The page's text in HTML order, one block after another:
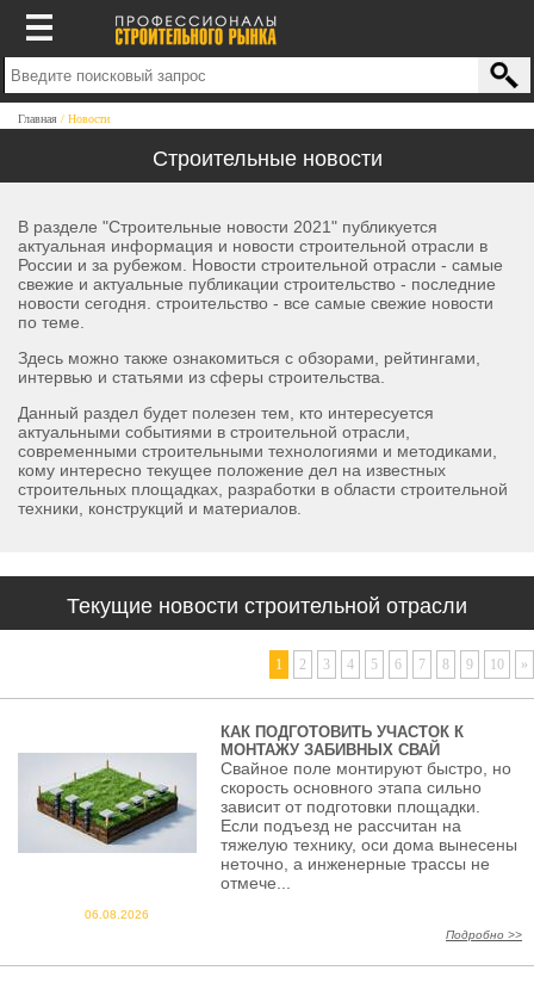
Главная Новости
Строительные новости
В разделе "Строительные новости 2021" публикуется
актуальная информация и новости строительной отрасли в
России и за рубежом. Новости строительной отрасли - самые
свежие и актуальные публикации строительство - последние
новости сегодня. строительство - все самые свежие новости
по теме.
Здесь можно также ознакомиться с обзорами, рейтингами,
интервью и статьями из сферы строительства.
Данный раздел будет полезен тем, кто интересуется
актуальными событиями в строительной отрасли,
современными строительными технологиями и методиками,
кому интересно текущее положение дел на известных
строительных площадках, разработки в области строительной
техники, конструкций и материалов.
Текущие новости строительной отрасли
1 2 3 4 5 6 7 8 9 10 »
06.08.2026
КАК ПОДГОТОВИТЬ УЧАСТОК К
МОНТАЖУ ЗАБИВНЫХ СВАЙ
Свайное поле монтируют быстро, но
скорость основного этапа сильно
зависит от подготовки площадки.
Если подъезд не рассчитан на
тяжелую технику, оси дома вынесены
неточно, а инженерные трассы не
отмече...
Подробно >>